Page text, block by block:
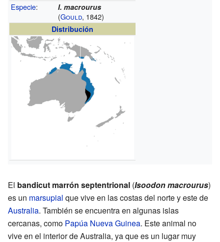
Especie: I. macrourus
(Gould, 1842)
Distribución
El bandicut marrón septentrional (Isoodon macrourus)
es un marsupial que vive en las costas del norte y este de
Australia. También se encuentra en algunas islas
cercanas, como Papúa Nueva Guinea. Este animal no
vive en el interior de Australia, ya que es un lugar muy